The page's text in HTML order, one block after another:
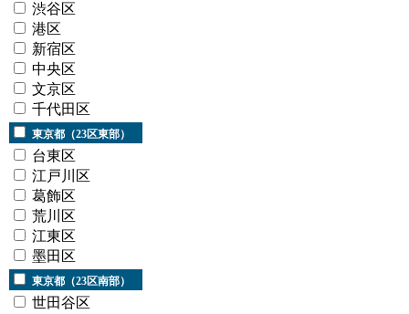
渋谷区
港区
新宿区
中央区
文京区
千代田区
東京都（23区東部）
台東区
江戸川区
葛飾区
荒川区
江東区
墨田区
東京都（23区南部）
世田谷区